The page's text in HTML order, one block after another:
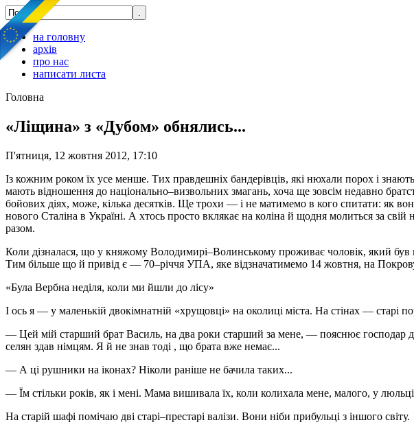
на головну
архів
про нас
написати листа
Головна
«Ліщина» з «Дубом» обнялись...
П'ятниця, 12 жовтня 2012, 17:10
Із кожним роком їх усе менше. Тих правдешніх бандерівців, які нюхали порох і
мають відношення до національно–визвольних змагань, хоча ще зовсім недавно
бойових діях, може, кілька десятків. Ще трохи — і не матимемо в кого спитати: як
нового Сталіна в Україні. А хтось просто вклякає на коліна й щодня молиться за
разом.
Коли дізналася, що у княжому Володимирі–Волинському проживає чоловік, який був
Тим більше що й привід є — 70–річчя УПА, яке відзначатимемо 14 жовтня, на
«Була Вербна неділя, коли ми йшли до лісу»
І ось я — у маленькій двокімнатній «хрущовці» на околиці міста. На стінах — старі
— Цей мій старший брат Василь, на два роки старший за мене, — пояснює господар
селян здав німцям. Я й не знав тоді , що брата вже немає...
— А ці рушники на іконах? Ніколи раніше не бачила таких...
— Їм стільки років, як і мені. Мама вишивала їх, коли колихала мене, малого, у
На старій шафі помічаю дві старі–престарі валізи. Вони ніби прибульці з іншого світу.